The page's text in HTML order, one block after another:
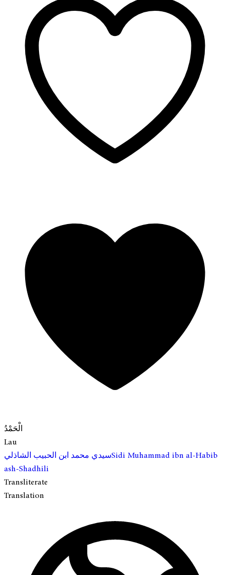
الْحَمْدُ
Lau
سيدي محمد ابن الحبيب الشاذليSidi Muhammad ibn al-Habib
ash-Shadhili
Transliterate
Translation